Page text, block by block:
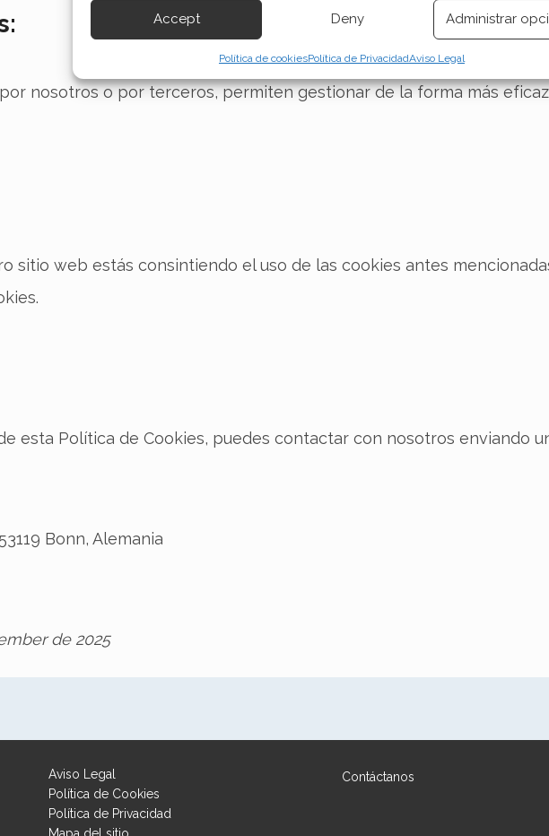
Vincular diferentes dispositivos, Identificación de dispositivos en función de la
información transmitida de forma automática.
Garantizar la seguridad, evitar y detectar fraudes, y eliminar
fallos, Ofrecer y presentar publicidad y contenido, Guardar y
comunicar las preferencias de privacidad.
Accept Deny Administrar
Política de cookiesPolítica de PrivacidadAviso Legal
nosotros o por terceros, permiten gestionar de la forma más
sitio web estás consintiendo el uso de las cookies antes
esta Política de Cookies, puedes contactar con nosotros enviando
Bonn, Alemania
de 2025
Aviso Legal
Política de Cookies
Política de Privacidad
Mapa del sitio
Contáctanos